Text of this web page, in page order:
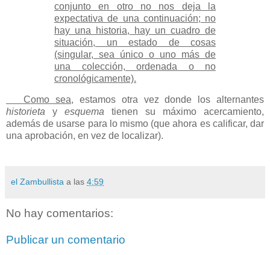
conjunto en otro no nos deja la
expectativa de una continuación; no
hay una historia, hay un cuadro de
situación, un estado de cosas
(singular, sea único o uno más de
una colección, ordenada o no
cronológicamente).
Como sea, estamos otra vez donde los alternantes
historieta y esquema tienen su máximo acercamiento,
además de usarse para lo mismo (que ahora es calificar, dar
una aprobación, en vez de localizar).
el Zambullista a las 4:59
No hay comentarios:
Publicar un comentario